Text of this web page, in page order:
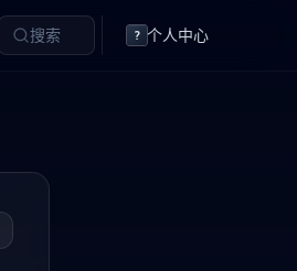
搜索 ? 个人中心